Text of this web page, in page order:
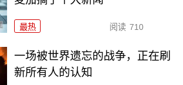
最热 阅读 710
一场被世界遗忘的战争，正在刷
新所有人的认知